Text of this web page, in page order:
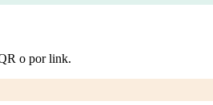
o por link.